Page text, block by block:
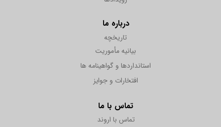
درباره ما
تاریخچه
بیانیه مأموریت
استانداردها و گواهینامه ها
افتخارات و جوایز
تماس با ما
تماس با اروند